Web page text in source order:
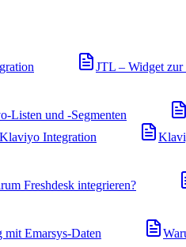
JTL – Widget
Listen und -Segmenten
Klaviyo Integration
Freshdesk integrieren?
mit Emarsys-Daten